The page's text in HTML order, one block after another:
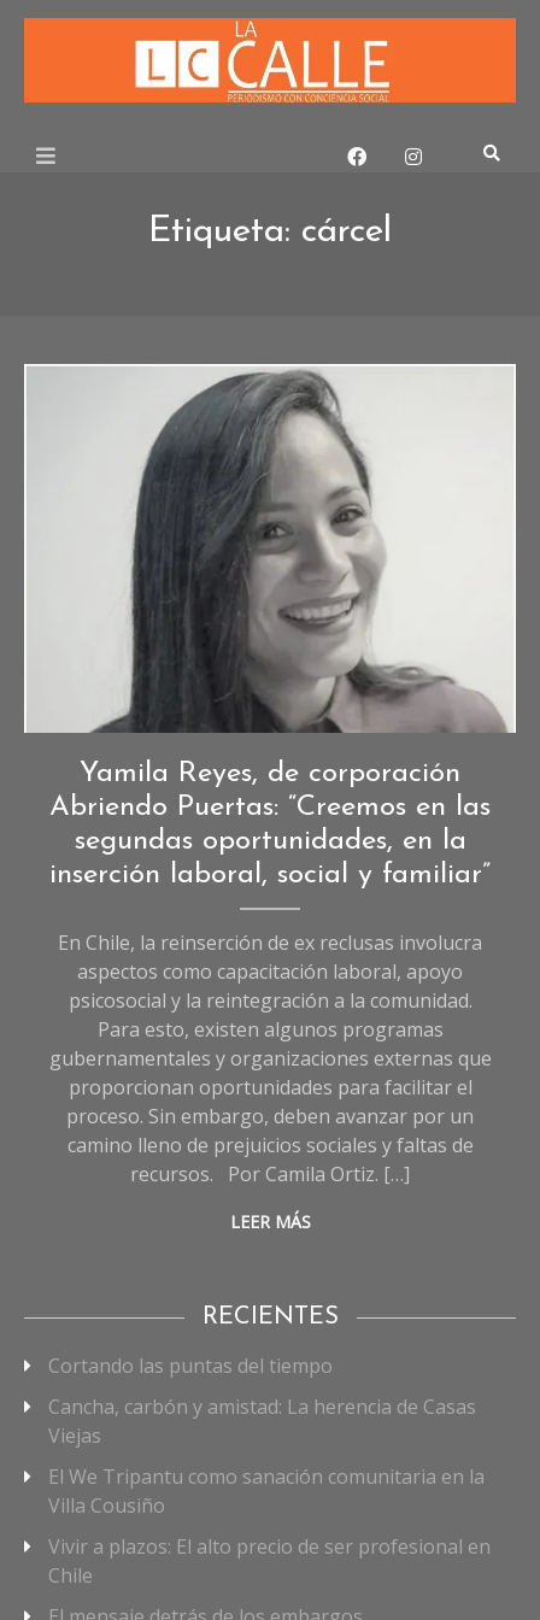
Skip
Etiqueta: cárcel
Entrevistas,
Entrevistas
Sociedad
Sociedad
Uncategorized
Yamila Reyes, de corporación
Abriendo Puertas: “Creemos en las
segundas oportunidades, en la
inserción laboral, social y familiar”
En Chile, la reinserción de ex reclusas involucra
aspectos como capacitación laboral, apoyo
psicosocial y la reintegración a la comunidad.
Para esto, existen algunos programas
gubernamentales y organizaciones externas que
proporcionan oportunidades para facilitar el
proceso. Sin embargo, deben avanzar por un
camino lleno de prejuicios sociales y faltas de
recursos. Por Camila Ortiz. […]
LEER MÁS
RECIENTES
Cortando las puntas del tiempo
Cancha, carbón y amistad: La herencia de Casas
Viejas
El We Tripantu como sanación comunitaria en la
Villa Cousiño
Vivir a plazos: El alto precio de ser profesional en
Chile